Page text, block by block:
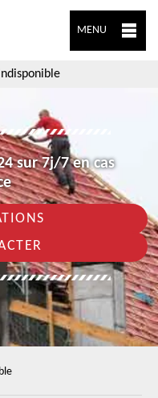
MENU
sur 7j/7 en cas